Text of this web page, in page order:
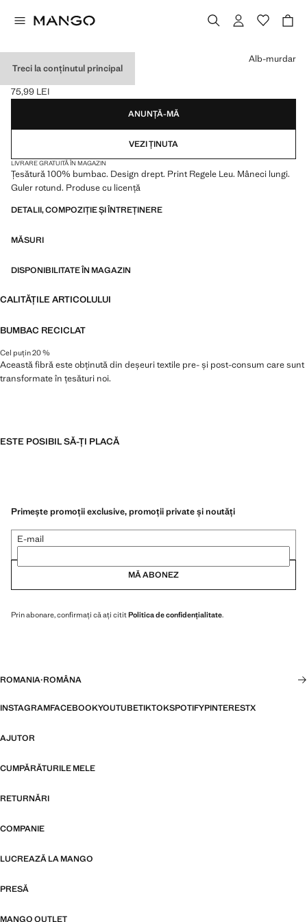
Treci la conținutul principal
TRICOU REGELE LEU
Preț actual [75,99 LEI ]
75,99 LEI
Selectează o culoare
Alb-murdar
ANUNȚĂ-MĂ
VEZI ȚINUTA
LIVRARE GRATUITĂ ÎN MAGAZIN
Țesătură 100% bumbac. Design drept. Print Regele Leu. Mâneci lungi.
Guler rotund. Produse cu licență
DETALII, COMPOZIȚIE ȘI ÎNTREȚINERE
MĂSURI
DISPONIBILITATE ÎN MAGAZIN
CALITĂȚILE ARTICOLULUI
BUMBAC RECICLAT
Cel puțin 20 %
Această fibră este obținută din deșeuri textile pre- și post-consum care sunt
transformate în țesături noi.
ESTE POSIBIL SĂ-ȚI PLACĂ
Primește promoții exclusive, promoții private și noutăți
E-mail
MĂ ABONEZ
Prin abonare, confirmați că ați cititPolitica de confidențialitate.
ROMANIA·ROMÂNA
INSTAGRAMFACEBOOKYOUTUBETIKTOKSPOTIFYPINTERESTX
AJUTOR
CUMPĂRĂTURILE MELE
RETURNĂRI
COMPANIE
LUCREAZĂ LA MANGO
PRESĂ
MANGO OUTLET